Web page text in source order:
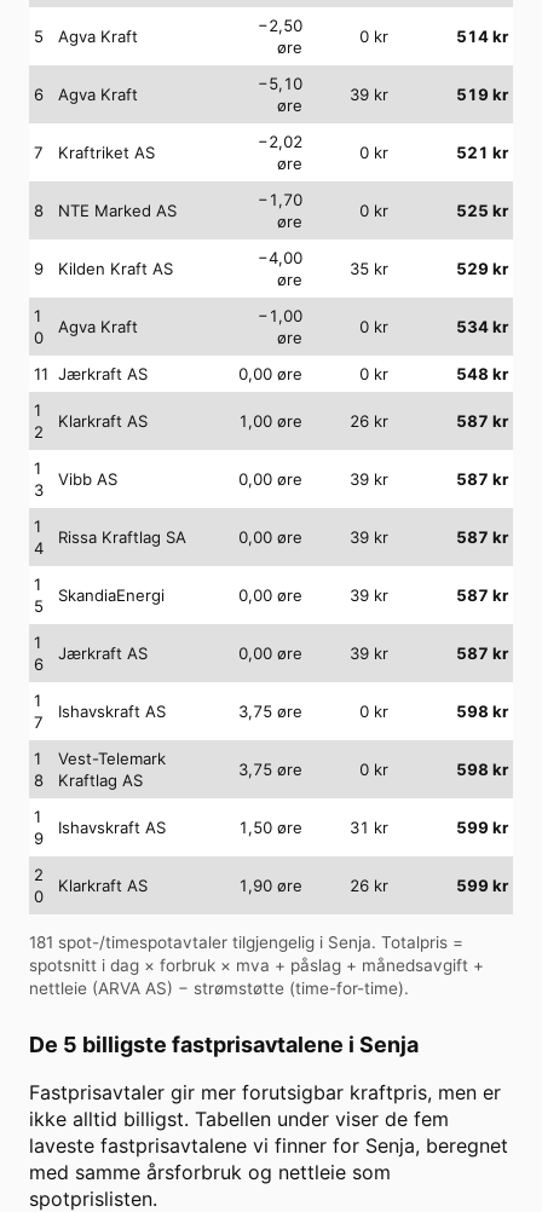
5 Agva Kraft
−2,50
øre
0 kr 514kr
6 Agva Kraft
−5,10
øre
39 kr 519 kr
7 Kraftriket AS
−2,02
øre
0 kr 521 kr
8 NTE Marked AS
−1,70
øre
0 kr 525 kr
9 Kilden Kraft AS
−4,00
øre
35 kr 529 kr
1
0
Agva Kraft
−1,00
øre
0 kr 534kr
11 Jærkraft AS 0,00 øre 0 kr 548 kr
1
2
Klarkraft AS 1,00 øre 26 kr 587 kr
1
3
Vibb AS 0,00 øre 39 kr 587 kr
1
4
Rissa Kraftlag SA 0,00 øre 39 kr 587 kr
1
5
SkandiaEnergi 0,00 øre 39 kr 587 kr
1
6
Jærkraft AS 0,00 øre 39 kr 587 kr
1
7
Ishavskraft AS 3,75 øre 0 kr 598 kr
1
8
Vest-Telemark
Kraftlag AS
3,75 øre 0 kr 598 kr
1
9
Ishavskraft AS 1,50 øre 31 kr 599 kr
2
0
Klarkraft AS 1,90 øre 26 kr 599 kr
181 spot-/timespotavtaler tilgjengelig i Senja. Totalpris =
spotsnitt i dag × forbruk × mva + påslag + månedsavgift +
nettleie (ARVA AS) − strømstøtte (time-for-time).
De 5 billigste fastprisavtalene i Senja
Fastprisavtaler gir mer forutsigbar kraftpris, men er
ikke alltid billigst. Tabellen under viser de fem
laveste fastprisavtalene vi finner for Senja, beregnet
med samme årsforbruk og nettleie som
spotprislisten.